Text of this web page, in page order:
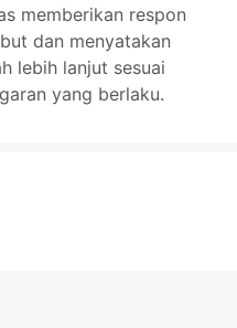
memberikan respon
dan menyatakan
lebih lanjut sesuai
yang berlaku.